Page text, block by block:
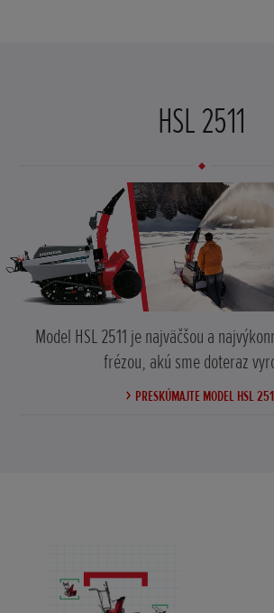
HSL 2511
Model HSL 2511 je najväčšou a
frézou, akú sme doteraz
PRESKÚMAJTE MODEL HSL